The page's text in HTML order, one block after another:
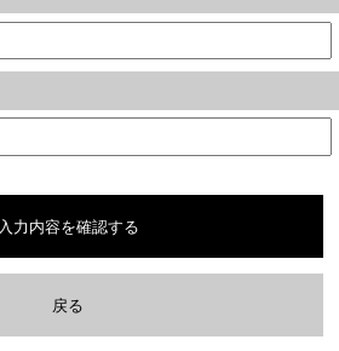
入力内容を確認する
戻る